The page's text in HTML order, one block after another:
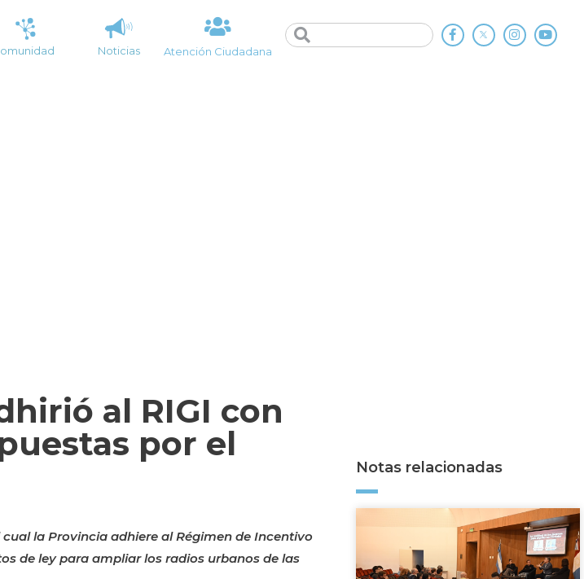
Noticias Atención Ciudadana
al RIGI con
por el
la Provincia adhiere al Régimen de Incentivo
de ley para ampliar los radios urbanos de las
Notas relacionadas